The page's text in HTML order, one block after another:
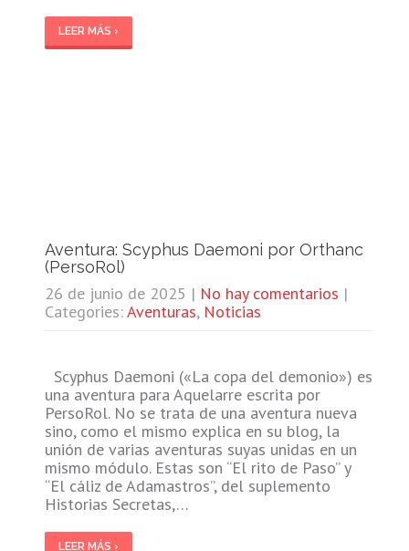
LEER MÁS ›
Aventura: Scyphus Daemoni por Orthanc
(PersoRol)
26 de junio de 2025 | No hay comentarios |
Categories:Aventuras, Noticias
Scyphus Daemoni («La copa del demonio») es
una aventura para Aquelarre escrita por
PersoRol. No se trata de una aventura nueva
sino, como el mismo explica en su blog, la
unión de varias aventuras suyas unidas en un
mismo módulo. Estas son “El rito de Paso” y
“El cáliz de Adamastros”, del suplemento
Historias Secretas,…
LEER MÁS ›